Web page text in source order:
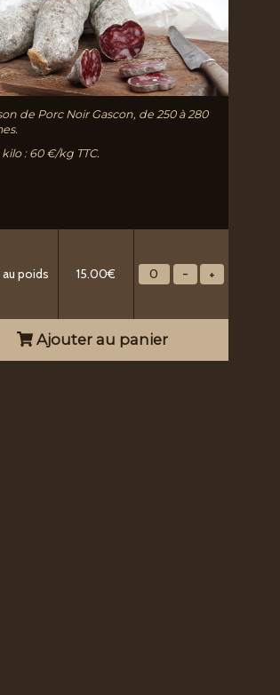
de Porc Noir Gascon, de 250 à 280
: 60 €/kg TTC.
poids 15.00€
Ajouter au panier